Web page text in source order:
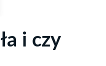
i czy